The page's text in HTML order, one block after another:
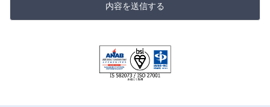
内容を送信する